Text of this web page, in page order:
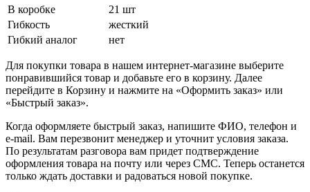
В коробке
21 шт
Гибкость
жесткий
Гибкий аналог
нет
Для покупки товара в нашем интернет-магазине выберите
понравившийся товар и добавьте его в корзину. Далее
перейдите в Корзину и нажмите на «Оформить заказ» или
«Быстрый заказ».
Когда оформляете быстрый заказ, напишите ФИО, телефон и
e-mail. Вам перезвонит менеджер и уточнит условия заказа.
По результатам разговора вам придет подтверждение
оформления товара на почту или через СМС. Теперь останется
только ждать доставки и радоваться новой покупке.